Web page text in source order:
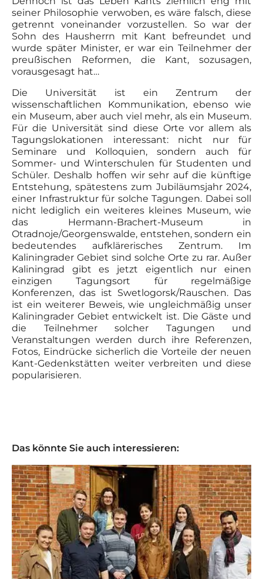
seiner Philosophie verwoben, es wäre falsch, diese
getrennt voneinander vorzustellen. So war der
Sohn des Hausherrn mit Kant befreundet und
wurde später Minister, er war ein Teilnehmer der
preußischen Reformen, die Kant, sozusagen,
vorausgesagt hat…
Die Universität ist ein Zentrum der
wissenschaftlichen Kommunikation, ebenso wie
ein Museum, aber auch viel mehr, als ein Museum.
Für die Universität sind diese Orte vor allem als
Tagungslokationen interessant: nicht nur für
Seminare und Kolloquien, sondern auch für
Sommer- und Winterschulen für Studenten und
Schüler. Deshalb hoffen wir sehr auf die künftige
Entstehung, spätestens zum Jubiläumsjahr 2024,
einer Infrastruktur für solche Tagungen. Dabei soll
nicht lediglich ein weiteres kleines Museum, wie
das Hermann-Brachert-Museum in
Otradnoje/Georgenswalde, entstehen, sondern ein
bedeutendes aufklärerisches Zentrum. Im
Kaliningrader Gebiet sind solche Orte zu rar. Außer
Kaliningrad gibt es jetzt eigentlich nur einen
einzigen Tagungsort für regelmäßige
Konferenzen, das ist Swetlogorsk/Rauschen. Das
ist ein weiterer Beweis, wie ungleichmäßig unser
Kaliningrader Gebiet entwickelt ist. Die Gäste und
die Teilnehmer solcher Tagungen und
Veranstaltungen werden durch ihre Referenzen,
Fotos, Eindrücke sicherlich die Vorteile der neuen
Kant-Gedenkstätten weiter verbreiten und diese
popularisieren.
Das könnte Sie auch interessieren: